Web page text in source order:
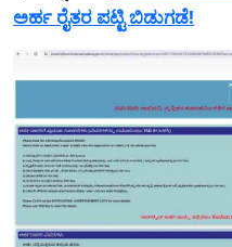
ಅರ್ಹ ರೈತರ ಪಟ್ಟಿ ಬಿಡುಗಡೆ!